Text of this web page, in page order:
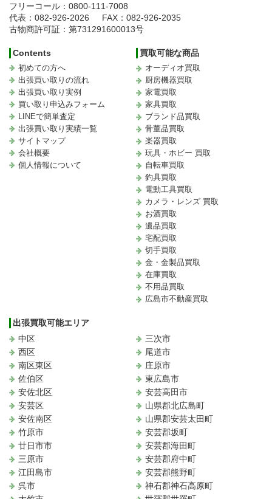
フリーコール：0800-111-7008
代表：082-926-2026
FAX：082-926-2035
古物商許可証：第731291600013号
Contents
初めての方へ
出張買い取りの流れ
出張買い取り実例
買い取り申込みフォーム
LINEで簡単査定
出張買い取り実績一覧
サイトマップ
会社概要
個人情報について
買取可能な商品
オーディオ買取
厨房機器買取
家電買取
家具買取
ブランド品買取
骨董品買取
楽器買取
玩具・ホビー 買取
自転車買取
釣具買取
電動工具買取
カメラ・レンズ 買取
お酒買取
遺品買取
宅配買取
切手買取
金・金製品買取
在庫買取
不用品買取
広島市不動産買取
出張買取可能エリア
中区
西区
南区東区
佐伯区
安佐北区
安芸区
安佐南区
竹原市
廿日市市
三原市
江田島市
呉市
三次市
尾道市
庄原市
東広島市
安芸高田市
山県郡北広島町
山県郡安芸太田町
安芸郡坂町
安芸郡海田町
安芸郡府中町
安芸郡熊野町
神石郡神石高原町